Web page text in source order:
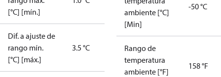
[°C] [mín.]
Dif. a ajuste de
rango mín.
[°C] [máx.]
3.5 °C
ambiente [°C]
[Min]
-50 °C
Rango de
temperatura
ambiente [°F]
158 °F